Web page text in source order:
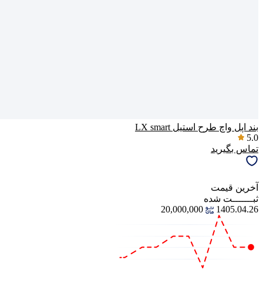
بند اپل واچ طرح استیل LX smart
5.0
تماس بگیرید
آخرین‌ قیمت
ثبـــــــت‌ شده
1405.04.26
20,000,000